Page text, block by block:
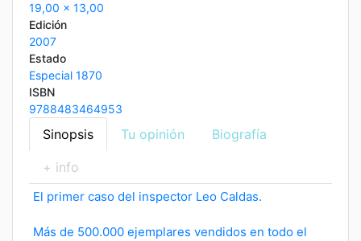
19,00 x 13,00
Edición
2007
Estado
Especial 1870
ISBN
9788483464953
Sinopsis Tu opinión Biografía
+ info
El primer caso del inspector Leo Caldas.
Más de 500.000 ejemplares vendidos en todo el